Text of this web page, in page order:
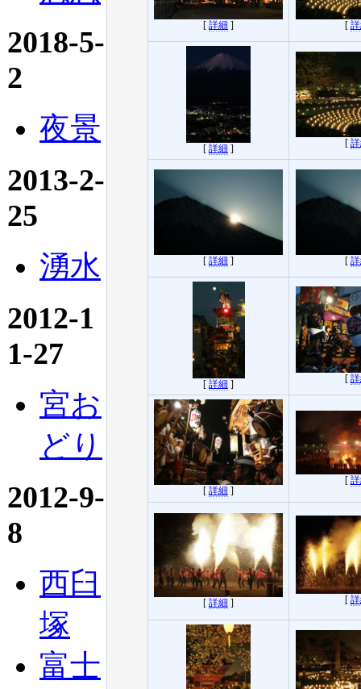
2018-5-
2
夜景
2013-2-
25
湧水
2012-1
1-27
宮お
どり
2012-9-
8
西臼
塚
富士
[ 詳細 ] [
[ 詳細 ] [
[ 詳細 ] [
[ 詳細 ] [
[ 詳細 ]
[
[ 詳細 ] [